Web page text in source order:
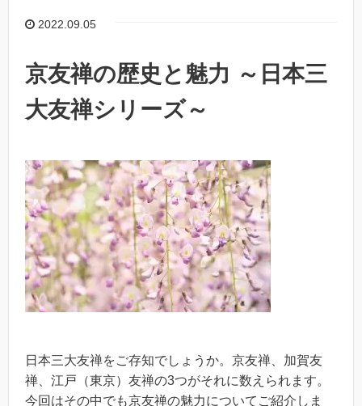
2022.09.05
京友禅の歴史と魅力 ～日本三
大友禅シリーズ～
日本三大友禅をご存知でしょうか。京友禅、加賀友
禅、江戸（東京）友禅の3つがそれに数えられます。
今回はその中でも京友禅の魅力についてご紹介しま